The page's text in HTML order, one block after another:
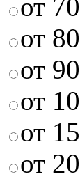
от
от
от
от
от
от